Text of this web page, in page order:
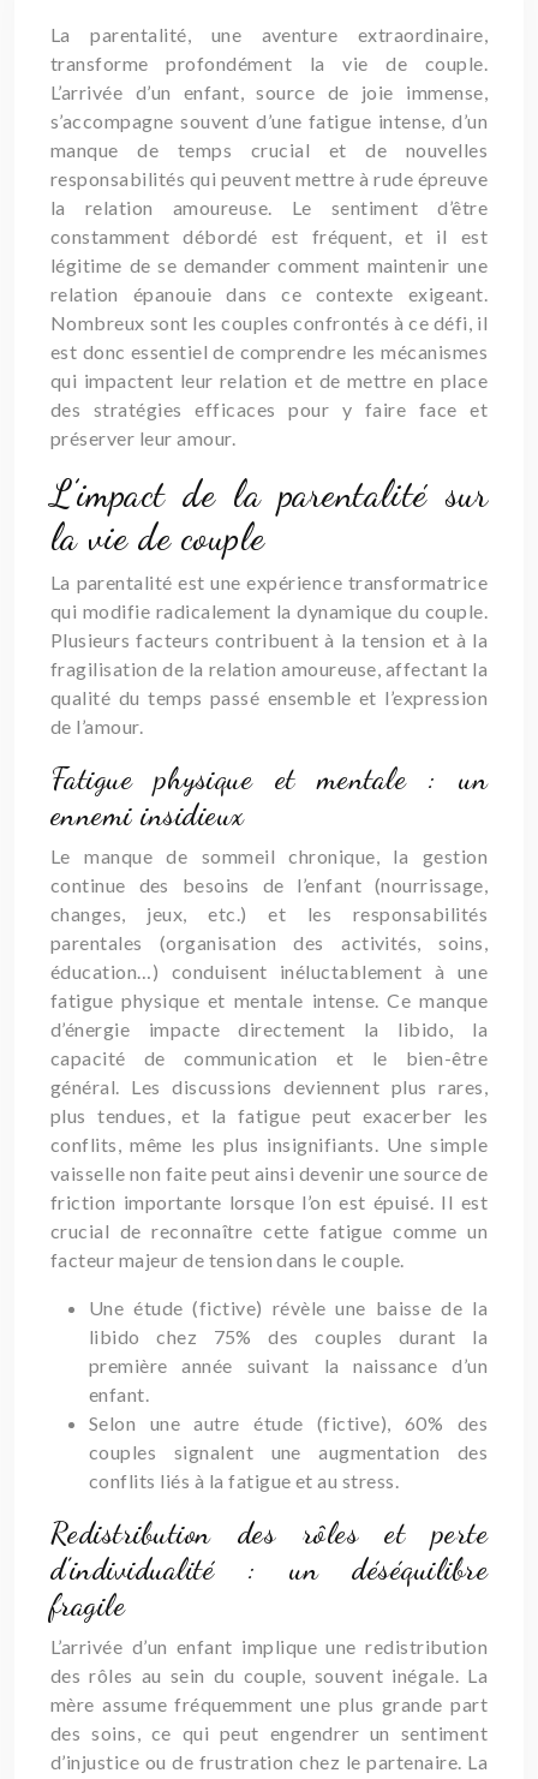
La parentalité, une aventure extraordinaire,
transforme profondément la vie de couple.
L’arrivée d’un enfant, source de joie immense,
s’accompagne souvent d’une fatigue intense, d’un
manque de temps crucial et de nouvelles
responsabilités qui peuvent mettre à rude épreuve
la relation amoureuse. Le sentiment d’être
constamment débordé est fréquent, et il est
légitime de se demander comment maintenir une
relation épanouie dans ce contexte exigeant.
Nombreux sont les couples confrontés à ce défi, il
est donc essentiel de comprendre les mécanismes
qui impactent leur relation et de mettre en place
des stratégies efficaces pour y faire face et
préserver leur amour.
L’impact de la parentalité sur
la vie de couple
La parentalité est une expérience transformatrice
qui modifie radicalement la dynamique du couple.
Plusieurs facteurs contribuent à la tension et à la
fragilisation de la relation amoureuse, affectant la
qualité du temps passé ensemble et l’expression
de l’amour.
Fatigue physique et mentale : un
ennemi insidieux
Le manque de sommeil chronique, la gestion
continue des besoins de l’enfant (nourrissage,
changes, jeux, etc.) et les responsabilités
parentales (organisation des activités, soins,
éducation…) conduisent inéluctablement à une
fatigue physique et mentale intense. Ce manque
d’énergie impacte directement la libido, la
capacité de communication et le bien-être
général. Les discussions deviennent plus rares,
plus tendues, et la fatigue peut exacerber les
conflits, même les plus insignifiants. Une simple
vaisselle non faite peut ainsi devenir une source de
friction importante lorsque l’on est épuisé. Il est
crucial de reconnaître cette fatigue comme un
facteur majeur de tension dans le couple.
Une étude (fictive) révèle une baisse de la
libido chez 75% des couples durant la
première année suivant la naissance d’un
enfant.
Selon une autre étude (fictive), 60% des
couples signalent une augmentation des
conflits liés à la fatigue et au stress.
Redistribution des rôles et perte
d’individualité : un déséquilibre
fragile
L’arrivée d’un enfant implique une redistribution
des rôles au sein du couple, souvent inégale. La
mère assume fréquemment une plus grande part
des soins, ce qui peut engendrer un sentiment
d’injustice ou de frustration chez le partenaire. La